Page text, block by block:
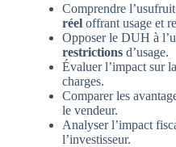
Comprendre
réeloffrant usage et
Opposer le DUH à
restrictionsd’usage.
Évaluer l’impact sur
charges.
Comparer les
le vendeur.
Analyser l’impact
l’investisseur.